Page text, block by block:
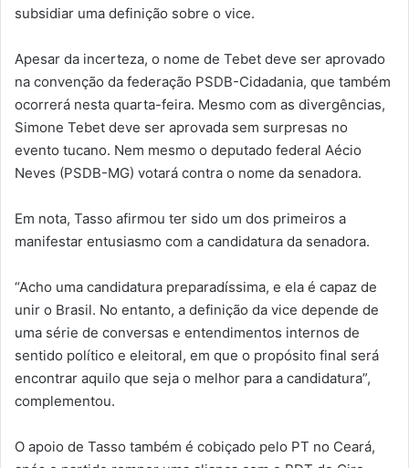
subsidiar uma definição sobre o vice.
Apesar da incerteza, o nome de Tebet deve ser aprovado
na convenção da federação PSDB-Cidadania, que também
ocorrerá nesta quarta-feira. Mesmo com as divergências,
Simone Tebet deve ser aprovada sem surpresas no
evento tucano. Nem mesmo o deputado federal Aécio
Neves (PSDB-MG) votará contra o nome da senadora.
Em nota, Tasso afirmou ter sido um dos primeiros a
manifestar entusiasmo com a candidatura da senadora.
“Acho uma candidatura preparadíssima, e ela é capaz de
unir o Brasil. No entanto, a definição da vice depende de
uma série de conversas e entendimentos internos de
sentido político e eleitoral, em que o propósito final será
encontrar aquilo que seja o melhor para a candidatura”,
complementou.
O apoio de Tasso também é cobiçado pelo PT no Ceará,